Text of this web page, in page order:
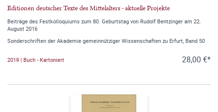
Editionen deutscher Texte des Mittelalters - aktuelle Projekte
Beiträge des Festkolloquiums zum 80. Geburtstag von Rudolf Bentzinger am 22.
August 2016
Sonderschriften der Akademie gemeinnütziger Wissenschaften zu Erfurt, Band 50
2019 | Buch - Kartoniert 28,00 €*